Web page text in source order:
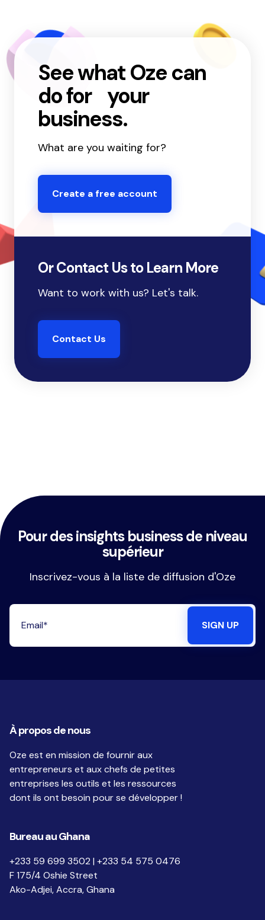
See what Oze can
do for your
business.
What are you waiting for?
Create a free account
Or Contact Us to Learn More
Want to work with us? Let's talk.
Contact Us
Pour des insights business de niveau
supérieur
Inscrivez-vous à la liste de diffusion d'Oze
À propos de nous
Oze est en mission de fournir aux
entrepreneurs et aux chefs de petites
entreprises les outils et les ressources
dont ils ont besoin pour se développer !
Bureau au Ghana
+233 59 699 3502 | +233 54 575 0476
F 175/4 Oshie Street
Ako-Adjei, Accra, Ghana